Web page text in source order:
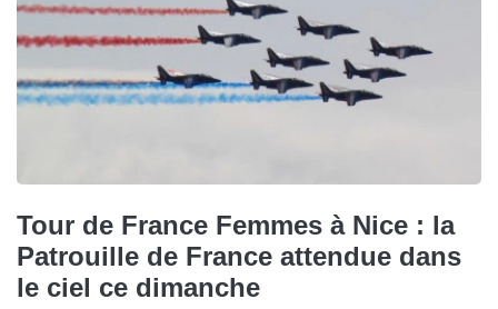
Tour de France Femmes à Nice : la
Patrouille de France attendue dans
le ciel ce dimanche